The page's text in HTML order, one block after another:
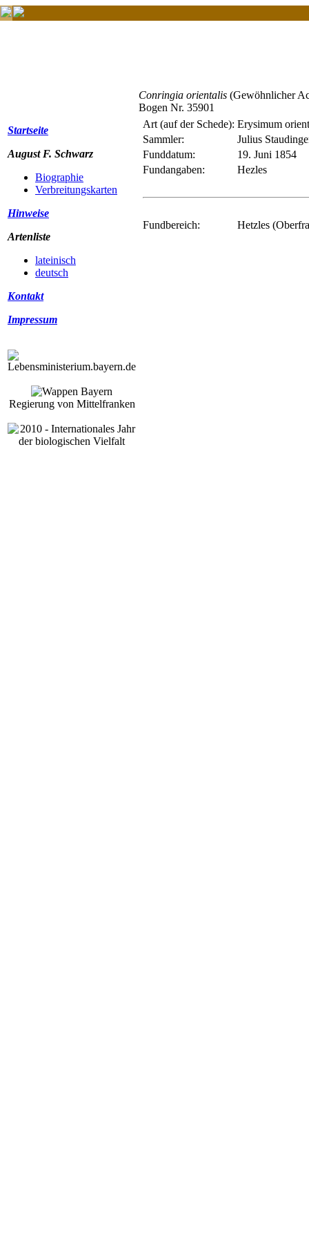
Startseite
August F. Schwarz
Biographie
Verbreitungskarten
Hinweise
Artenliste
lateinisch
deutsch
Kontakt
Impressum
Regierung von Mittelfranken
Conringia orientalis (Gewöhnlicher
Bogen Nr. 35901
Art (auf der Schede): Erysimum
Sammler:
Julius
Funddatum:
19. Juni 1854
Fundangaben:
Hezles
Fundbereich: Hetzles